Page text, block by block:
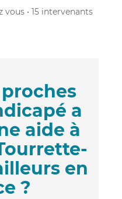
vous • 15 intervenants
a
aide à
en
?